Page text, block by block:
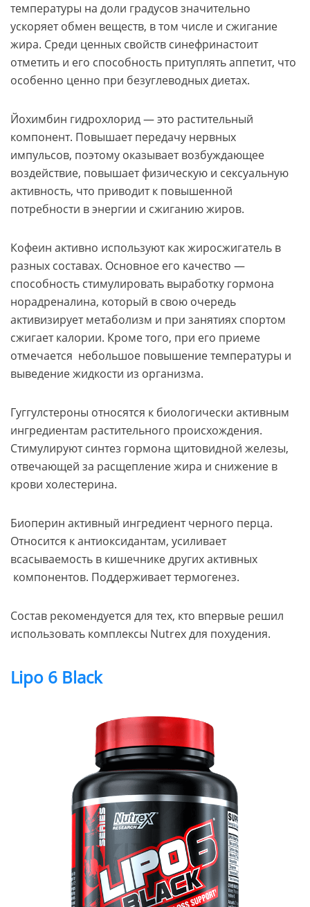
температуры на доли градусов значительно
ускоряет обмен веществ, в том числе и сжигание
жира. Среди ценных свойств синефринастоит
отметить и его способность притуплять аппетит, что
особенно ценно при безуглеводных диетах.
Йохимбин гидрохлорид — это растительный
компонент. Повышает передачу нервных
импульсов, поэтому оказывает возбуждающее
воздействие, повышает физическую и сексуальную
активность, что приводит к повышенной
потребности в энергии и сжиганию жиров.
Кофеин активно используют как жиросжигатель в
разных составах. Основное его качество —
способность стимулировать выработку гормона
норадреналина, который в свою очередь
активизирует метаболизм и при занятиях спортом
сжигает калории. Кроме того, при его приеме
отмечается небольшое повышение температуры и
выведение жидкости из организма.
Гуггулстероны относятся к биологически активным
ингредиентам растительного происхождения.
Стимулируют синтез гормона щитовидной железы,
отвечающей за расщепление жира и снижение в
крови холестерина.
Биоперин активный ингредиент черного перца.
Относится к антиоксидантам, усиливает
всасываемость в кишечнике других активных
компонентов. Поддерживает термогенез.
Состав рекомендуется для тех, кто впервые решил
использовать комплексы Nutrex для похудения.
Lipo 6 Black